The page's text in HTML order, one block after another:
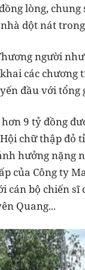
lòng,
dột nát
người
các
đầu với tổng
9 tỷ đồng
chữ thập đỏ
hưởng
của Công ty
cán bộ chiến
Quang...